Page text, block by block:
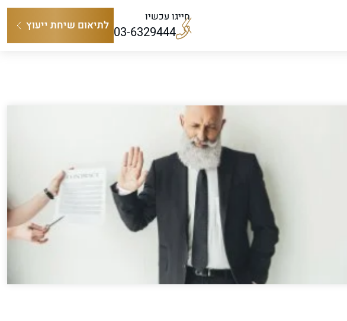
חייגו עכשיו
03-6329444 לתיאום שיחת ייעוץ